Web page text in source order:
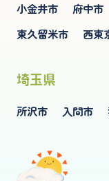
小金井市
府中市
東久留米市
西東
埼玉県
所沢市 入間市